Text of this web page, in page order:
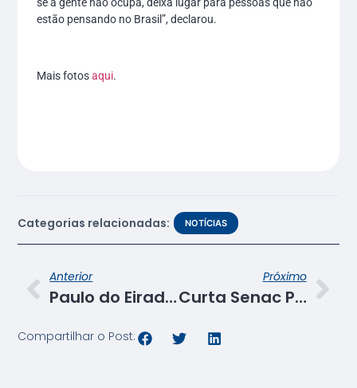
se a gente não ocupa, deixa lugar para pessoas que não
estão pensando no Brasil”, declarou.
Mais fotosaqui.
Categorias relacionadas: NOTÍCIAS
Anterior
Paulo do Eirado recebe Prêmio Excelência 2017
Próximo
Curta Senac Pleno 2017 é encerrado com exibição de filmes produzidos por alunos
Compartilhar o Post: